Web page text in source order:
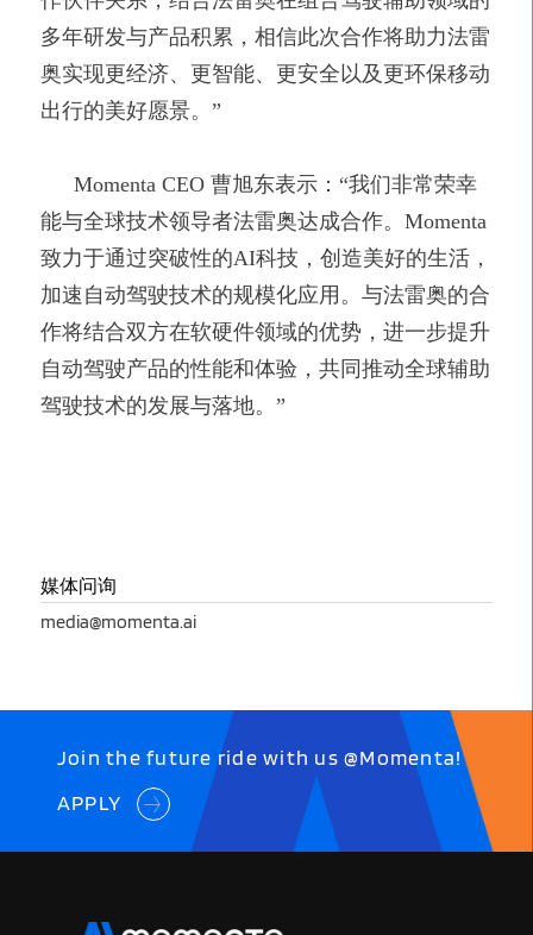
多年研发与产品积累，相信此次合作将助力法雷
奥实现更经济、更智能、更安全以及更环保移动
出行的美好愿景。”
Momenta CEO 曹旭东表示：“我们非常荣幸
能与全球技术领导者法雷奥达成合作。Momenta
致力于通过突破性的AI科技，创造美好的生活，
加速自动驾驶技术的规模化应用。与法雷奥的合
作将结合双方在软硬件领域的优势，进一步提升
自动驾驶产品的性能和体验，共同推动全球辅助
驾驶技术的发展与落地。”
媒体问询
media@momenta.ai
Join the future ride with us @Momenta!
APPLY